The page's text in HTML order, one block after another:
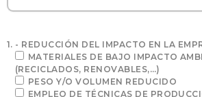
1. - REDUCCIÓN DEL IMPACTO EN LA
MATERIALES DE BAJO IMPACTO
(RECICLADOS, RENOVABLES,…)
PESO Y/O VOLUMEN REDUCIDO
EMPLEO DE TÉCNICAS DE